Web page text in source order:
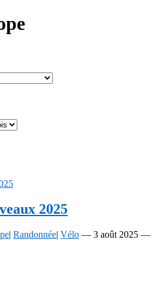
2025
| Randonnée| Vélo — 3 août 2025 —